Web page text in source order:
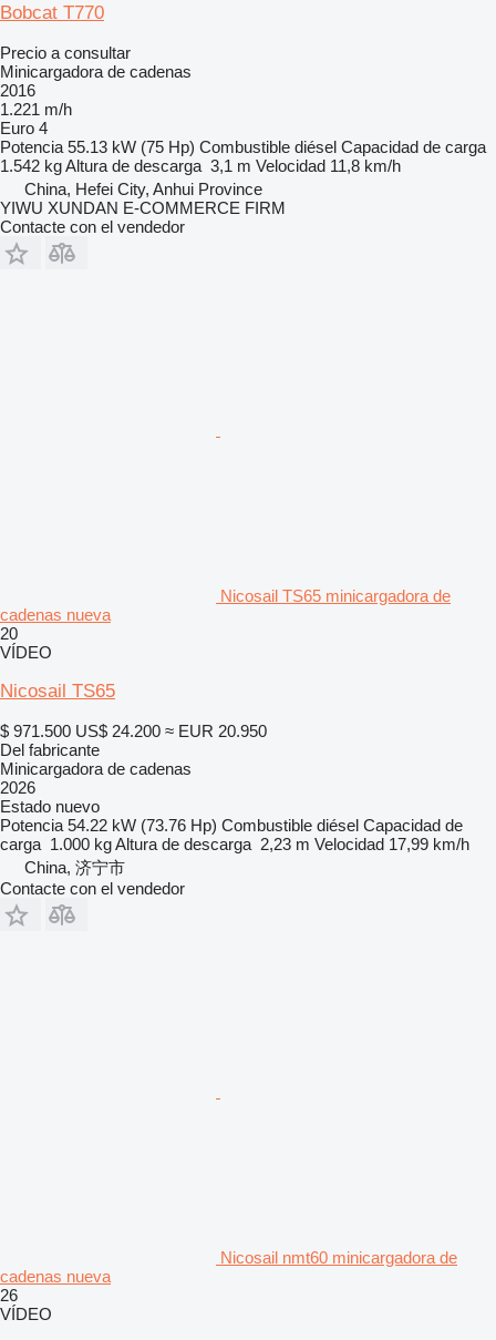
Bobcat T770
Precio a consultar
Minicargadora de cadenas
2016
1.221 m/h
Euro 4
Potencia 55.13 kW (75 Hp) Combustible diésel Capacidad de carga
1.542 kgAltura de descarga 3,1 m Velocidad 11,8 km/h
China, Hefei City, Anhui Province
YIWU XUNDAN E-COMMERCE FIRM
Contacte con el vendedor
Nicosail TS65 minicargadora de
cadenas nueva
20
VÍDEO
Nicosail TS65
$ 971.500 US$ 24.200 ≈ EUR 20.950
Del fabricante
Minicargadora de cadenas
2026
Estado nuevo
Potencia 54.22 kW (73.76 Hp) Combustible diésel Capacidad de
carga 1.000 kgAltura de descarga 2,23 m Velocidad 17,99 km/h
China, 济宁市
Contacte con el vendedor
Nicosail nmt60 minicargadora de
cadenas nueva
26
VÍDEO